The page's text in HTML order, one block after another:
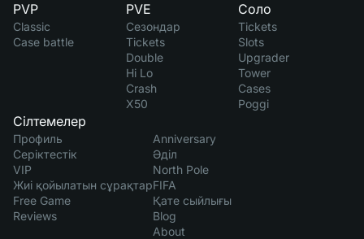
PVP
Classic
Case battle
PVE
Сезондар
Tickets
Double
Hi Lo
Crash
X50
Соло
Tickets
Slots
Upgrader
Tower
Cases
Poggi
Сілтемелер
Профиль
Серіктестік
VIP
Жиі қойылатын сұрақтар
Free Game
Reviews
Anniversary
Әділ
North Pole
FIFA
Қате сыйлығы
Blog
About